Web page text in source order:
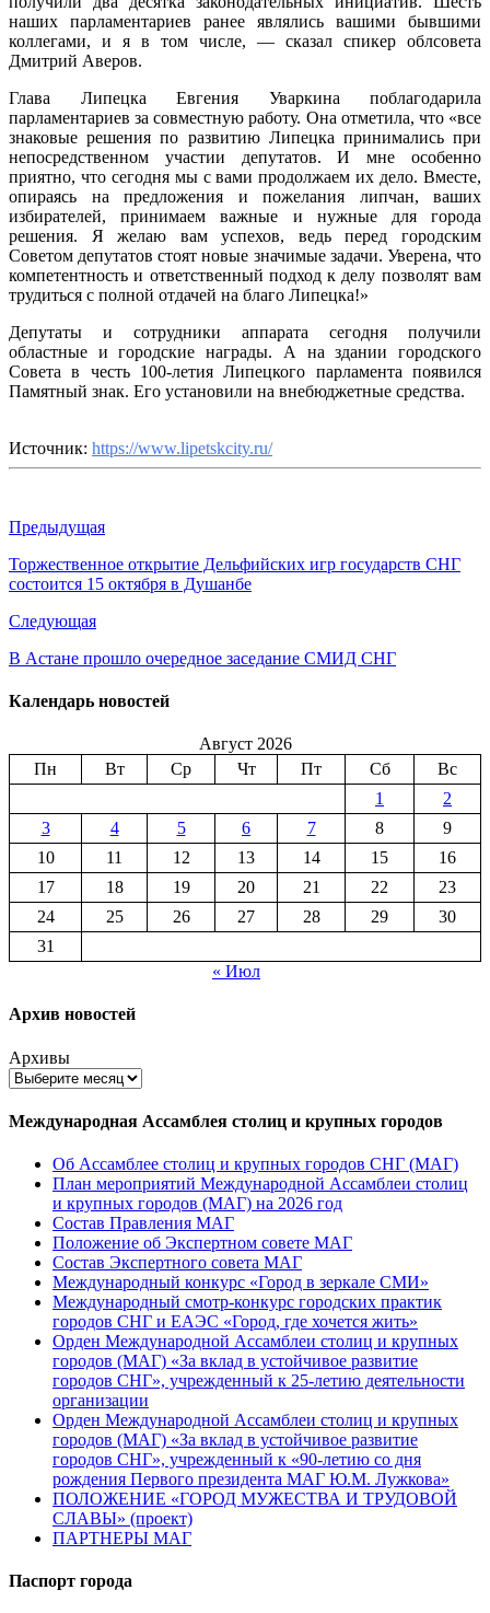
наших парламентариев ранее являлись вашими бывшими
коллегами, и я в том числе, — сказал спикер облсовета
Дмитрий Аверов.
Глава Липецка Евгения Уваркина поблагодарила
парламентариев за совместную работу. Она отметила, что «все
знаковые решения по развитию Липецка принимались при
непосредственном участии депутатов. И мне особенно
приятно, что сегодня мы с вами продолжаем их дело. Вместе,
опираясь на предложения и пожелания липчан, ваших
избирателей, принимаем важные и нужные для города
решения. Я желаю вам успехов, ведь перед городским
Советом депутатов стоят новые значимые задачи. Уверена, что
компетентность и ответственный подход к делу позволят вам
трудиться с полной отдачей на благо Липецка!»
Депутаты и сотрудники аппарата сегодня получили
областные и городские награды. А на здании городского
Совета в честь 100-летия Липецкого парламента появился
Памятный знак. Его установили на внебюджетные средства.
Источник: https://www.lipetskcity.ru/
Предыдущая
Торжественное открытие Дельфийских игр государств СНГ
состоится 15 октября в Душанбе
Следующая
В Астане прошло очередное заседание СМИД СНГ
Календарь новостей
Август 2026
Пн
Вт Ср Чт Пт Сб
Вс
1
2
3
4 5 6 7 8
9
10
11 12 13 14 15
16
17
18 19 20 21 22
23
24
25 26 27 28 29
30
31
« Июл
Архив новостей
Архивы
Международная Ассамблея столиц и крупных городов
Об Ассамблее столиц и крупных городов СНГ (МАГ)
План мероприятий Международной Ассамблеи столиц
и крупных городов (МАГ) на 2026 год
Состав Правления МАГ
Положение об Экспертном совете МАГ
Состав Экспертного совета МАГ
Международный конкурс «Город в зеркале СМИ»
Международный смотр-конкурс городских практик
городов СНГ и ЕАЭС «Город, где хочется жить»
Орден Международной Ассамблеи столиц и крупных
городов (МАГ) «За вклад в устойчивое развитие
городов СНГ», учрежденный к 25-летию деятельности
организации
Орден Международной Ассамблеи столиц и крупных
городов (МАГ) «За вклад в устойчивое развитие
городов СНГ», учрежденный к «90-летию со дня
рождения Первого президента МАГ Ю.М. Лужкова»
ПОЛОЖЕНИЕ «ГОРОД МУЖЕСТВА И ТРУДОВОЙ
СЛАВЫ» (проект)
ПАРТНЕРЫ МАГ
Паспорт города